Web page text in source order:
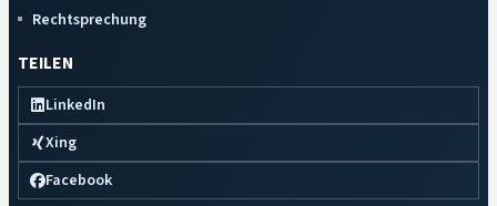
Rechtsprechung
TEILEN
LinkedIn
Xing
Facebook